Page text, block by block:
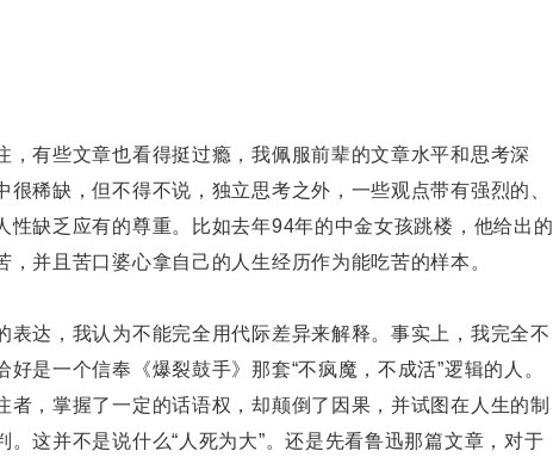
，有些文章也看得挺过瘾，我佩服前辈的文章水平和思考深
很稀缺，但不得不说，独立思考之外，一些观点带有强烈的、
性缺乏应有的尊重。比如去年94年的中金女孩跳楼，他给出的
，并且苦口婆心拿自己的人生经历作为能吃苦的样本。
表达，我认为不能完全用代际差异来解释。事实上，我完全不
是一个信奉《爆裂鼓手》那套“不疯魔，不成活”逻辑的人。
者，掌握了一定的话语权，却颠倒了因果，并试图在人生的制
。这并不是说什么“人死为大”。还是先看鲁迅那篇文章，对于